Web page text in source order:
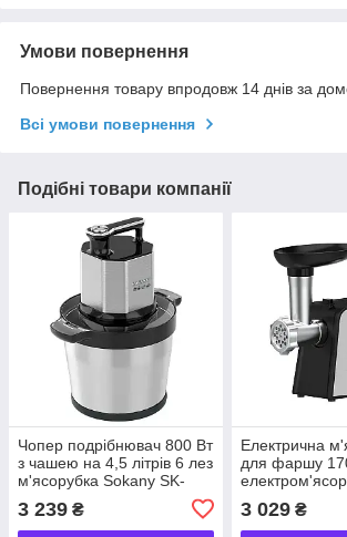
Умови повернення
Повернення товару впродовж 14 днів за
Всі умови повернення
Подібні товари компанії
Чопер подрібнювач 800 Вт
з чашею на 4,5 літрів 6 лез
м'ясорубка Sokany SK-
3 239 ₴
Електрична
для фаршу
3 029₴